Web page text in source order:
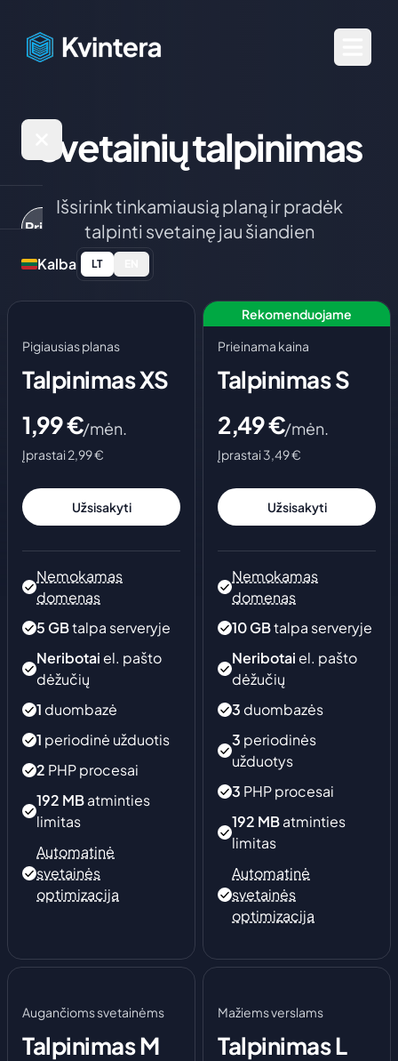
Prisijungti
Minecraft:
Java
Nuo1,00 €
FiveM
Strike 1.6
Nuo1,00€
Nuo 1,50
SA-
MP
1,00
RuneScape:
Dragonwilds
Counter-
Strike 2
Multi
Nuo
Paslaugos
talpinimas
Patikimas
pagrindas
Domenai
domeno
projektui
Discord Bot
Botams, muzikai
ir
bendruomenėms
Dedikuoti
Resursai
projektams
be
Naujienos
įžvalgos
Pagalba
Atsakymai
ir naudinga
informacija
Turinio
kūrėjams
Partnerystės
transliuotojams
ir kūrėjams
Kontaktai
Kalba LT
Svetainių talpinimas
Išsirink tinkamiausią planą ir pradėk
talpinti svetainę jau šiandien
Pigiausias planas
Talpinimas XS
1,99€/mėn.
Įprastai 2,99 €
Užsisakyti
Nemokamas
domenas
5 GBtalpa serveryje
Neribotai el. pašto
dėžučių
1 duombazė
1 periodinė užduotis
2 PHP procesai
192 MBatminties
limitas
Automatinė
svetainės
optimizacija
Rekomenduojame
Prieinama kaina
Talpinimas S
2,49€/mėn.
Įprastai 3,49 €
Užsisakyti
Nemokamas
domenas
10GBtalpa serveryje
Neribotai el. pašto
dėžučių
3 duombazės
3 periodinės
užduotys
3 PHP procesai
192 MBatminties
limitas
Automatinė
svetainės
optimizacija
Augančioms svetainėms
Talpinimas M
Mažiems verslams
Talpinimas L